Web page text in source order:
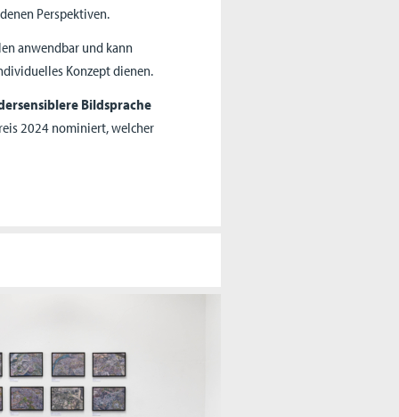
Perspektiven.
anwendbar und kann
Konzept dienen.
Bildsprache
2024 nominiert, welcher